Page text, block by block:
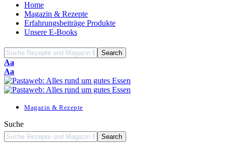
Home
Magazin & Rezepte
Erfahrungsbeiträge Produkte
Unsere E-Books
Font
Resizer
Aa
Font
Resizer
Aa
Magazin & Rezepte
Suche